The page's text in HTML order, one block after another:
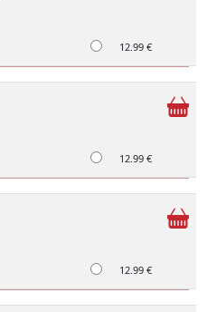
12.99 €
12.99 €
12.99 €